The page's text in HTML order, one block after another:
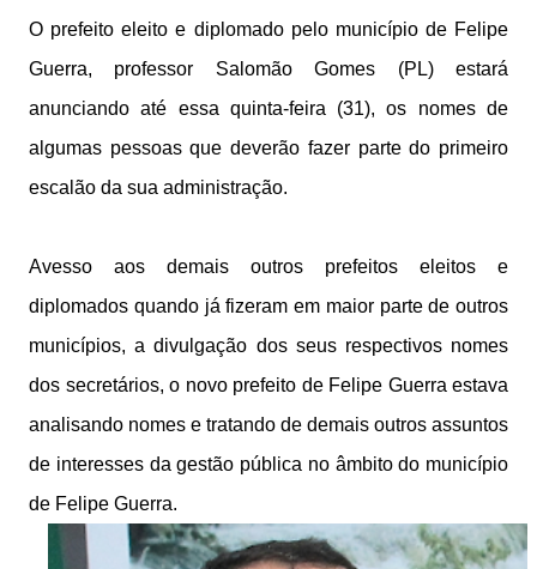
O prefeito eleito e diplomado pelo município de Felipe
Guerra, professor Salomão Gomes (PL) estará
anunciando até essa quinta-feira (31), os nomes de
algumas pessoas que deverão fazer parte do primeiro
escalão da sua administração.
Avesso aos demais outros prefeitos eleitos e
diplomados quando já fizeram em maior parte de outros
municípios, a divulgação dos seus respectivos nomes
dos secretários, o novo prefeito de Felipe Guerra estava
analisando nomes e tratando de demais outros assuntos
de interesses da gestão pública no âmbito do município
de Felipe Guerra.